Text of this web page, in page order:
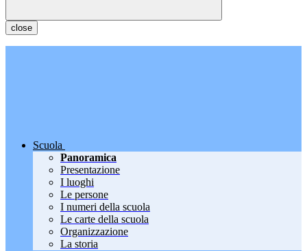
close
Scuola
Panoramica
Presentazione
I luoghi
Le persone
I numeri della scuola
Le carte della scuola
Organizzazione
La storia